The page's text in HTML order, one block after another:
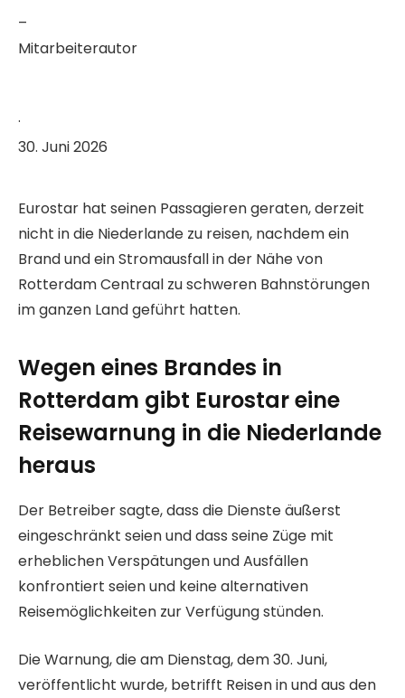
–
Mitarbeiterautor
·
30. Juni 2026
Eurostar hat seinen Passagieren geraten, derzeit
nicht in die Niederlande zu reisen, nachdem ein
Brand und ein Stromausfall in der Nähe von
Rotterdam Centraal zu schweren Bahnstörungen
im ganzen Land geführt hatten.
Wegen eines Brandes in
Rotterdam gibt Eurostar eine
Reisewarnung in die Niederlande
heraus
Der Betreiber sagte, dass die Dienste äußerst
eingeschränkt seien und dass seine Züge mit
erheblichen Verspätungen und Ausfällen
konfrontiert seien und keine alternativen
Reisemöglichkeiten zur Verfügung stünden.
Die Warnung, die am Dienstag, dem 30. Juni,
veröffentlicht wurde, betrifft Reisen in und aus den